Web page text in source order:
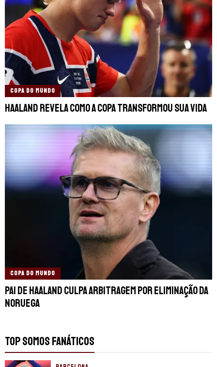
COPA DO MUNDO
Haaland revela como a Copa transformou sua vida
COPA DO MUNDO
Pai de Haaland culpa arbitragem por eliminação da
Noruega
TOP SOMOS FANÁTICOS